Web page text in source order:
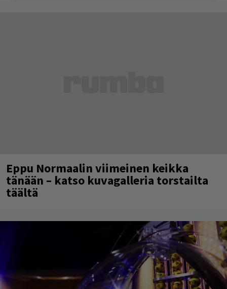
Eppu Normaalin viimeinen keikka
tänään – katso kuvagalleria torstailta
täältä